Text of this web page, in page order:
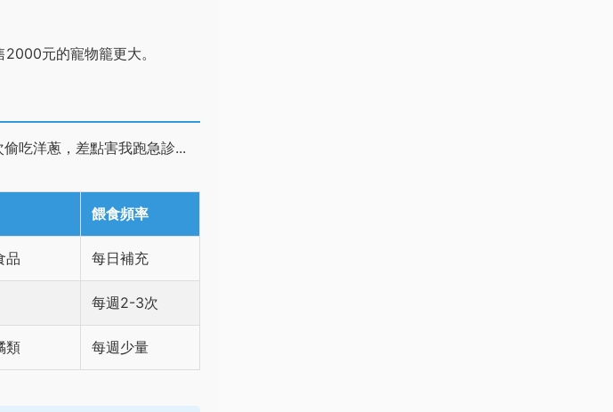
元的寵物籠更大。
吃洋蔥，差點害我跑急診...
餵食頻率
品 每日補充
每週2-3次
類 每週少量